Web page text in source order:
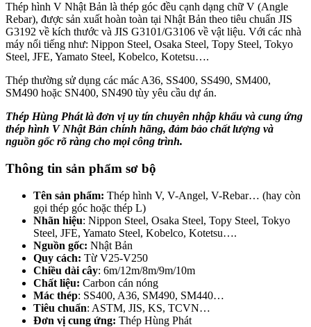
Thép hình V Nhật Bản là thép góc đều cạnh dạng chữ V (Angle
Rebar), được sản xuất hoàn toàn tại Nhật Bản theo tiêu chuẩn JIS
G3192 về kích thước và JIS G3101/G3106 về vật liệu. Với các nhà
máy nổi tiếng như: Nippon Steel, Osaka Steel, Topy Steel, Tokyo
Steel, JFE, Yamato Steel, Kobelco, Kotetsu….
Thép thường sử dụng các mác A36, SS400, SS490, SM400,
SM490 hoặc SN400, SN490 tùy yêu cầu dự án.
Thép Hùng Phát là đơn vị uy tín chuyên nhập khẩu và cung ứng
thép hình V Nhật Bản chính hãng, đảm bảo chất lượng và
nguồn gốc rõ ràng cho mọi công trình.
Thông tin sản phẩm sơ bộ
Tên sản phẩm: Thép hình V, V-Angel, V-Rebar… (hay còn
gọi thép góc hoặc thép L)
Nhãn hiệu: Nippon Steel, Osaka Steel, Topy Steel, Tokyo
Steel, JFE, Yamato Steel, Kobelco, Kotetsu….
Nguồn gốc: Nhật Bản
Quy cách: Từ V25-V250
Chiều dài cây: 6m/12m/8m/9m/10m
Chất liệu: Carbon cán nóng
Mác thép: SS400, A36, SM490, SM440…
Tiêu chuẩn: ASTM, JIS, KS, TCVN…
Đơn vị cung ứng: Thép Hùng Phát